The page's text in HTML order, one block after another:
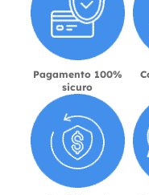
Pagamento 100%
sicuro